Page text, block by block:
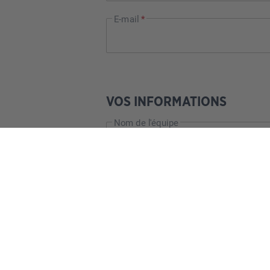
E-mail *
VOS INFORMATIONS
Nom de l'équipe